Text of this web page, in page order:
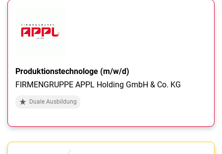
Produktionstechnologe (m/w/d)
FIRMENGRUPPE APPL Holding GmbH & Co. KG
Duale Ausbildung